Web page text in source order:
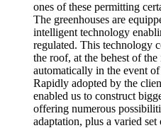
ones of these permitting
The greenhouses are
intelligent technology
regulated. This technology
the roof, at the behest of
automatically in the event
Rapidly adopted by the
enabled us to construct
offering numerous
adaptation, plus a varied set